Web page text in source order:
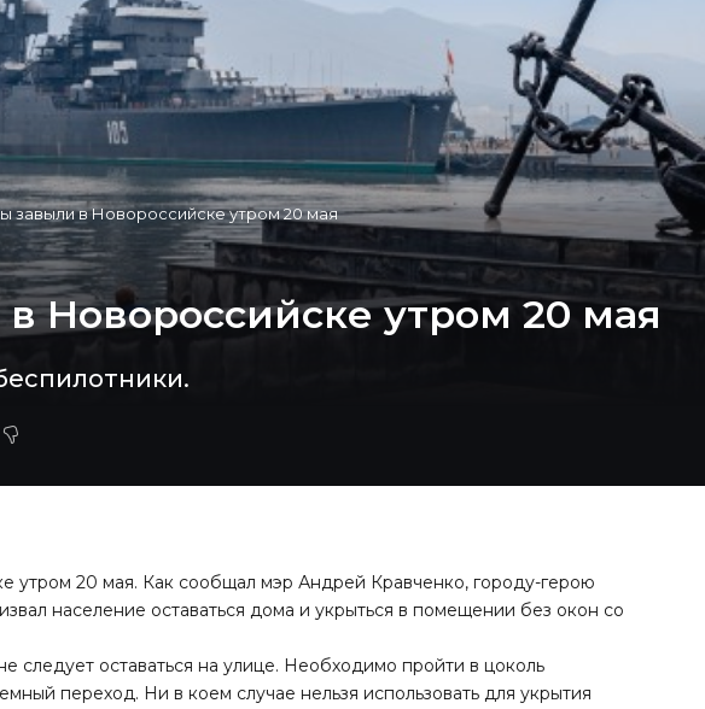
завыли в Новороссийске утром 20 мая
Новороссийске утром 20 мая
утром 20 мая. Как сообщал мэр Андрей Кравченко, городу-герою
население оставаться дома и укрыться в помещении без окон со
следует оставаться на улице. Необходимо пройти в цоколь
переход. Ни в коем случае нельзя использовать для укрытия